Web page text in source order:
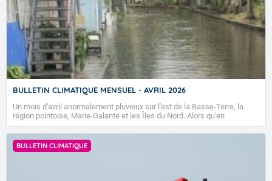
BULLETIN CLIMATIQUE MENSUEL - AVRIL 2026
Un mois d'avril anormalement pluvieux sur l'est de la Basse-Terre, la
région pointoise, Marie-Galante et les Îles du Nord. Alors qu'en
Guadeloupe les températures sont plutôt de saison, les Îles du Nord
sont encore un peu chaudes.
BULLETIN CLIMATIQUE